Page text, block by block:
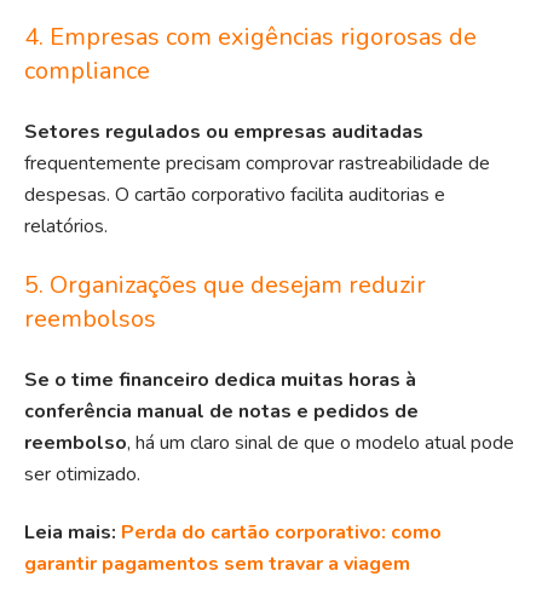
4. Empresas com exigências rigorosas de
compliance
Setores regulados ou empresas auditadas
frequentemente precisam comprovar rastreabilidade de
despesas. O cartão corporativo facilita auditorias e
relatórios.
5. Organizações que desejam reduzir
reembolsos
Se o time financeiro dedica muitas horas à
conferência manual de notas e pedidos de
reembolso, há um claro sinal de que o modelo atual pode
ser otimizado.
Leia mais: Perda do cartão corporativo: como
garantir pagamentos sem travar a viagem